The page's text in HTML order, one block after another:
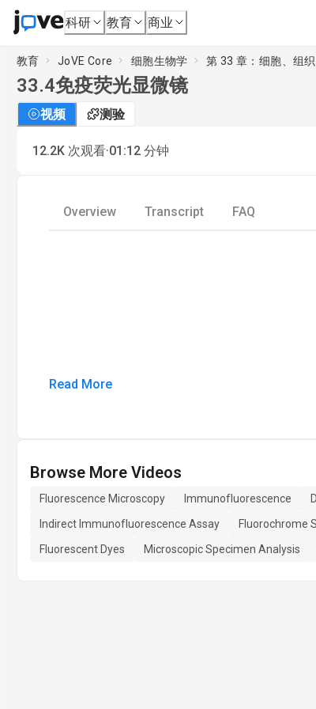
科研 教育 商业
教育 JoVE Core 细胞生物学 第 33 章：细胞、组
33.4免疫荧光显微镜
视频 测验
12.2K 次观看·01:12 分钟
Overview Transcript FAQ
Read More
Browse More Videos
Fluorescence Microscopy Immunofluorescence
Indirect Immunofluorescence Assay
Fluorochrome
Fluorescent Dyes
Microscopic Specimen Analysis